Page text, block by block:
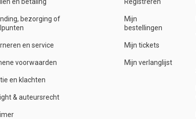
bezorging of
en service
voorwaarden
en klachten
& auteursrecht
Mijn
bestellingen
Mijn tickets
Mijn verlanglijst